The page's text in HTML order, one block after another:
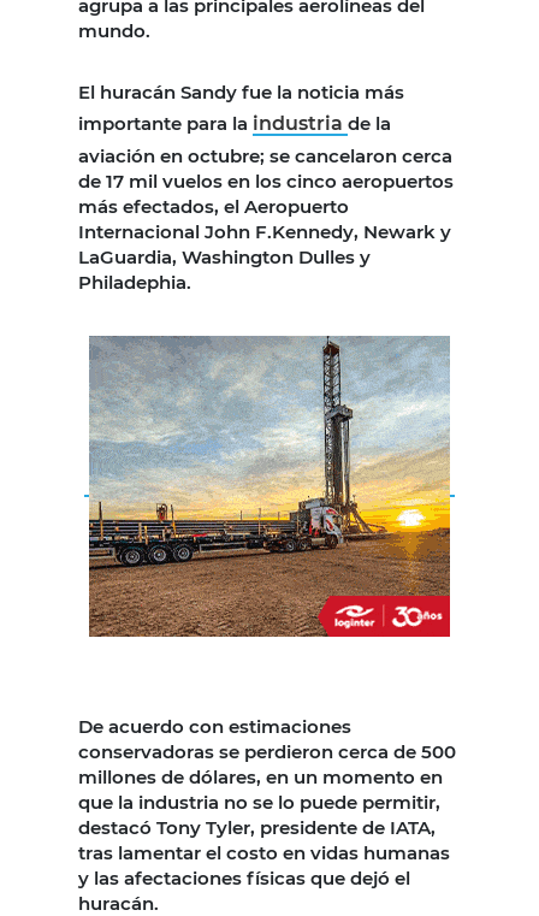
agrupa a las principales aerolíneas del
mundo.
El huracán Sandy fue la noticia más
importante para la industria de la
aviación en octubre; se cancelaron cerca
de 17 mil vuelos en los cinco aeropuertos
más efectados, el Aeropuerto
Internacional John F.Kennedy, Newark y
LaGuardia, Washington Dulles y
Philadephia.
De acuerdo con estimaciones
conservadoras se perdieron cerca de 500
millones de dólares, en un momento en
que la industria no se lo puede permitir,
destacó Tony Tyler, presidente de IATA,
tras lamentar el costo en vidas humanas
y las afectaciones físicas que dejó el
huracán.